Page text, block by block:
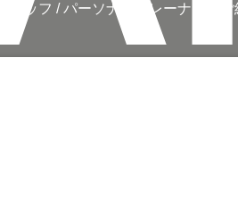
タッフ / パーソナルトレーナーを